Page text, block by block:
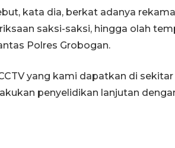
kata dia, berkat adanya
saksi-saksi, hingga olah
Polres Grobogan.
yang kami dapatkan di
penyelidikan lanjutan